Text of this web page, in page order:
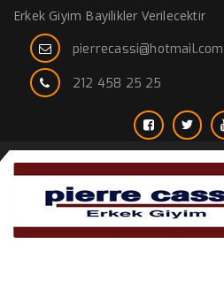
Erkek Giyim Bayilikler Verilecektir
pierrecassi@hotmail.com
212 458 25 25